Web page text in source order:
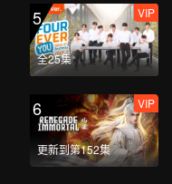
5
全25集
VIP
6
更新到第152集
VIP